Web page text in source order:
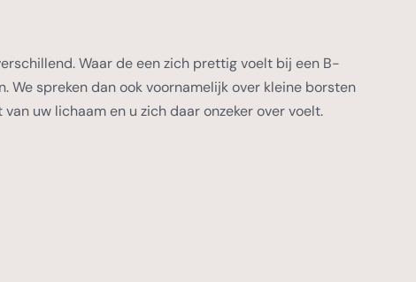
Waar de een zich prettig voelt bij een B-
spreken dan ook voornamelijk over kleine borsten
uw lichaam en u zich daar onzeker over voelt.